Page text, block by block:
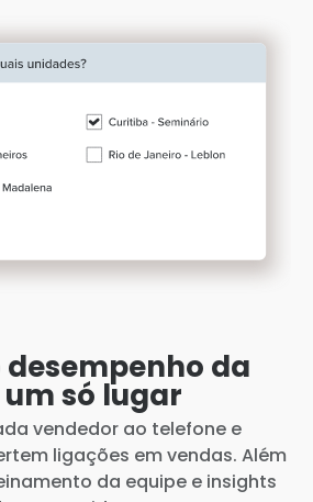
desempenho da
só lugar
vendedor ao telefone e
ligações em vendas. Além
da equipe e insights